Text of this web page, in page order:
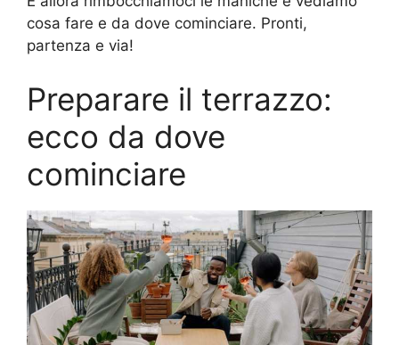
cosa fare e da dove cominciare. Pronti,
partenza e via!
Preparare il terrazzo:
ecco da dove
cominciare